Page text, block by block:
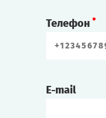
Телефон
E-mail